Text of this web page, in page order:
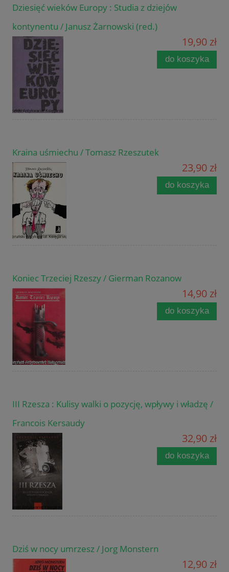
Dziesięć wieków Europy : Studia z dziejów
kontynentu / Janusz Żarnowski (red.)
19,90 zł
do koszyka
Kraina uśmiechu / Tomasz Rzeszutek
23,90 zł
do koszyka
Koniec Trzeciej Rzeszy / Gierman Rozanow
14,90 zł
do koszyka
III Rzesza : Kulisy walki o pozycję, wpływy i władzę /
Francois Kersaudy
32,90 zł
do koszyka
Dziś w nocy umrzesz / Jorg Monstern
12,90 zł